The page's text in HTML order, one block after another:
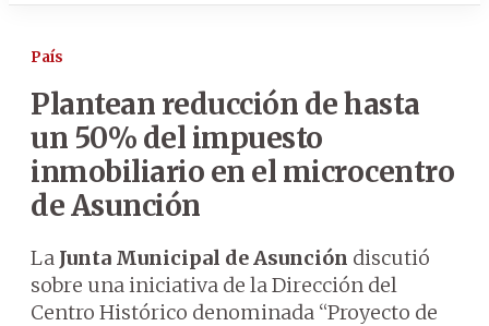
País
Plantean reducción de hasta
un 50% del impuesto
inmobiliario en el microcentro
de Asunción
La Junta Municipal de Asunción discutió
sobre una iniciativa de la Dirección del
Centro Histórico denominada “Proyecto de